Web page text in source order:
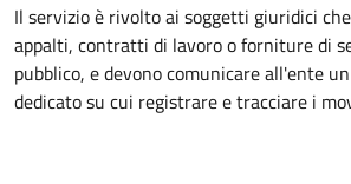
Il servizio è rivolto ai soggetti giuridici
appalti, contratti di lavoro o forniture di
pubblico, e devono comunicare all'ente
dedicato su cui registrare e tracciare i